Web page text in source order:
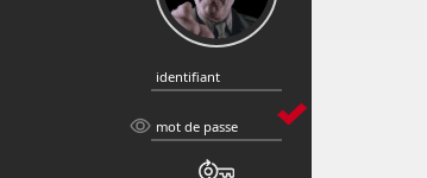
identifiant
identifiant
mot
mot de passe